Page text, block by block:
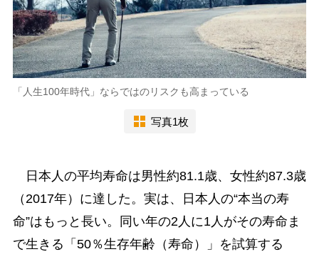
「人生100年時代」ならではのリスクも高まっている
写真1枚
日本人の平均寿命は男性約81.1歳、女性約87.3歳
（2017年）に達した。実は、日本人の“本当の寿
命”はもっと長い。同い年の2人に1人がその寿命ま
で生きる「50％生存年齢（寿命）」を試算する